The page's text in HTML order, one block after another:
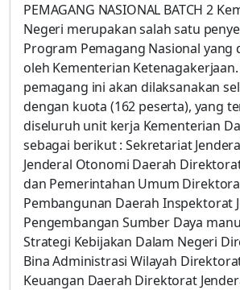
PEMAGANG NASIONAL BATCH 2
Negeri merupakan salah satu
Program Pemagang Nasional yang
oleh Kementerian
pemagang ini akan dilaksanakan
dengan kuota (162 peserta), yang
diseluruh unit kerja Kementerian
sebagai berikut : Sekretariat
Jenderal Otonomi Daerah
dan Pemerintahan Umum
Pembangunan Daerah Inspektorat
Pengembangan Sumber Daya
Strategi Kebijakan Dalam Negeri
Bina Administrasi Wilayah
Keuangan Daerah Direktorat